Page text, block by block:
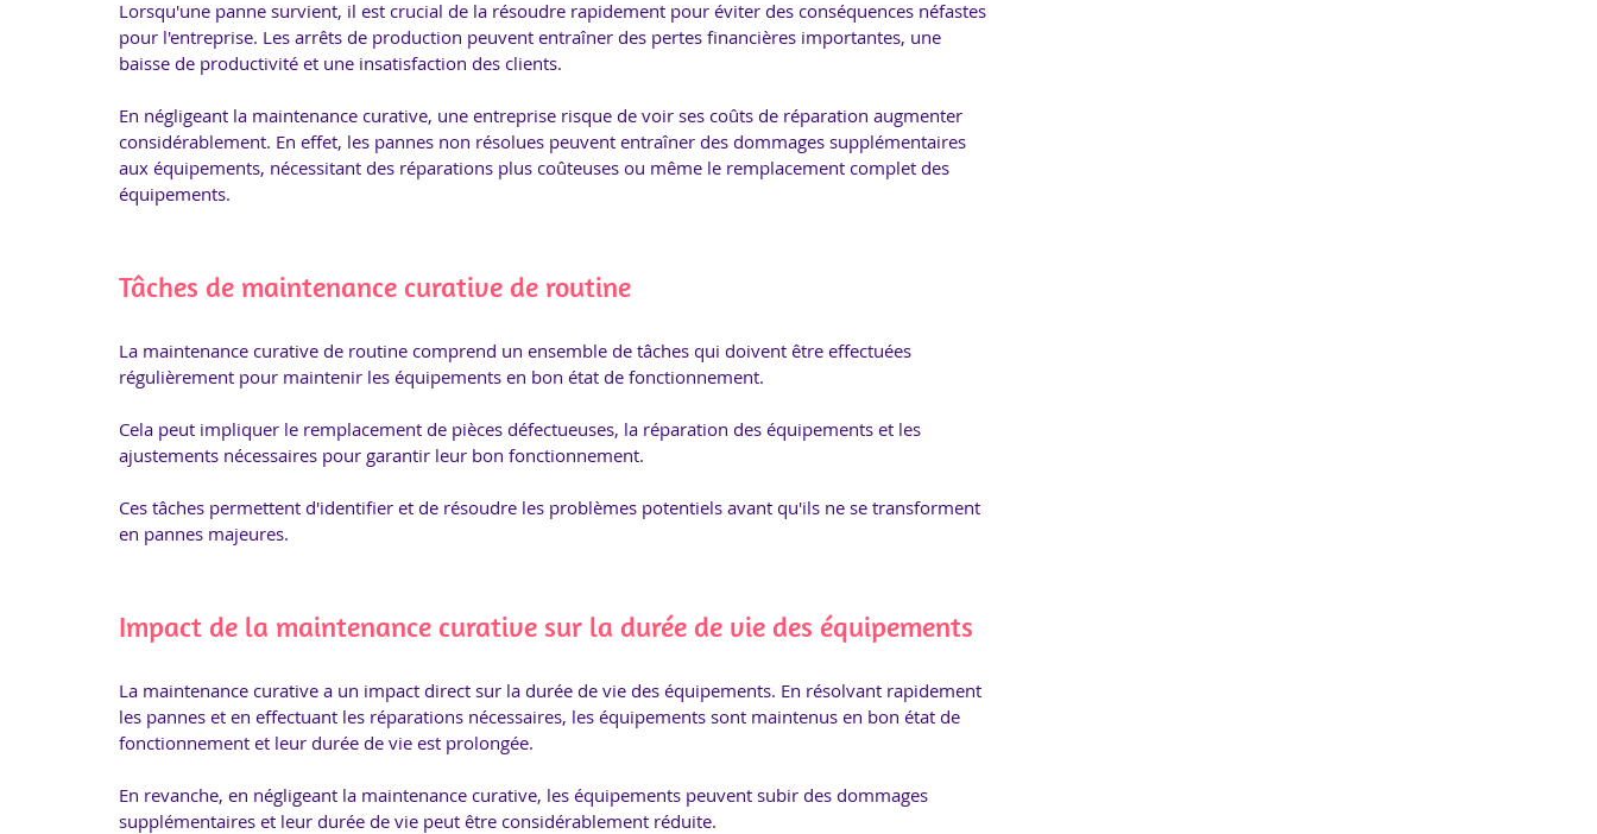
Lorsqu'une panne survient, il est crucial de la résoudre rapidement pour éviter des conséquences néfastes
pour l'entreprise. Les arrêts de production peuvent entraîner des pertes financières importantes, une
baisse de productivité et une insatisfaction des clients.
En négligeant la maintenance curative, une entreprise risque de voir ses coûts de réparation augmenter
considérablement. En effet, les pannes non résolues peuvent entraîner des dommages supplémentaires
aux équipements, nécessitant des réparations plus coûteuses ou même le remplacement complet des
équipements.
Tâches de maintenance curative de routine
La maintenance curative de routine comprend un ensemble de tâches qui doivent être effectuées
régulièrement pour maintenir les équipements en bon état de fonctionnement.
Cela peut impliquer le remplacement de pièces défectueuses, la réparation des équipements et les
ajustements nécessaires pour garantir leur bon fonctionnement.
Ces tâches permettent d'identifier et de résoudre les problèmes potentiels avant qu'ils ne se transforment
en pannes majeures.
Impact de la maintenance curative sur la durée de vie des équipements
La maintenance curative a un impact direct sur la durée de vie des équipements. En résolvant rapidement
les pannes et en effectuant les réparations nécessaires, les équipements sont maintenus en bon état de
fonctionnement et leur durée de vie est prolongée.
En revanche, en négligeant la maintenance curative, les équipements peuvent subir des dommages
supplémentaires et leur durée de vie peut être considérablement réduite.